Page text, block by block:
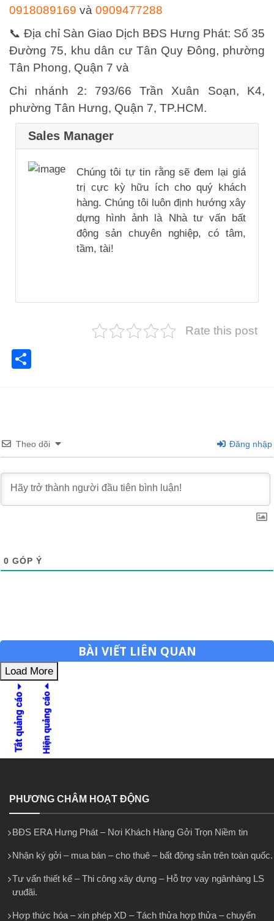
0918089169 và 0909477288
📞 Địa chỉ Sàn Giao Dịch BĐS Hưng Phát: Số 35
Đường 75, khu dân cư Tân Quy Đông, phường
Tân Phong, Quận 7 và
Chi nhánh 2: 793/66 Trần Xuân Soạn, K4,
phường Tân Hưng, Quận 7, TP.HCM.
Sales Manager
Chúng tôi tự tin rằng sẽ đem lại giá
trị cực kỳ hữu ích cho quý khách
hàng. Chúng tôi luôn định hướng xây
dựng hình ảnh là Nhà tư vấn bất
động sản chuyên nghiệp, có tâm,
tầm, tài!
Rate this post
Theo dõi Đăng nhập
0 GÓP Ý
BÀI VIẾT LIÊN QUAN
Load More
PHƯƠNG CHÂM HOẠT ĐỘNG
BĐS ERA Hưng Phát – Nơi Khách Hàng Gởi Trọn Niềm tin
Nhận ký gởi – mua bán – cho thuê – bất động sản trên toàn quốc.
Tư vấn thiết kế – Thi công xây dựng – Hỗ trợ vay ngânhàng LS
ưuđãi.
Hợp thức hóa – xin phép XD – Tách thửa hợp thửa – chuyển